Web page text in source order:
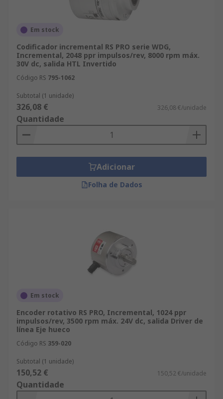
Em stock
Codificador incremental RS PRO serie WDG,
Incremental, 2048 ppr impulsos/rev, 8000 rpm máx.
30V dc, salida HTL Invertido
Código RS 795-1062
Subtotal (1 unidade)
326,08 € 326,08 €/unidade
Quantidade
Adicionar
Folha de Dados
Em stock
Encoder rotativo RS PRO, Incremental, 1024 ppr
impulsos/rev, 3500 rpm máx. 24V dc, salida Driver de
línea Eje hueco
Código RS 359-020
Subtotal (1 unidade)
150,52 € 150,52 €/unidade
Quantidade